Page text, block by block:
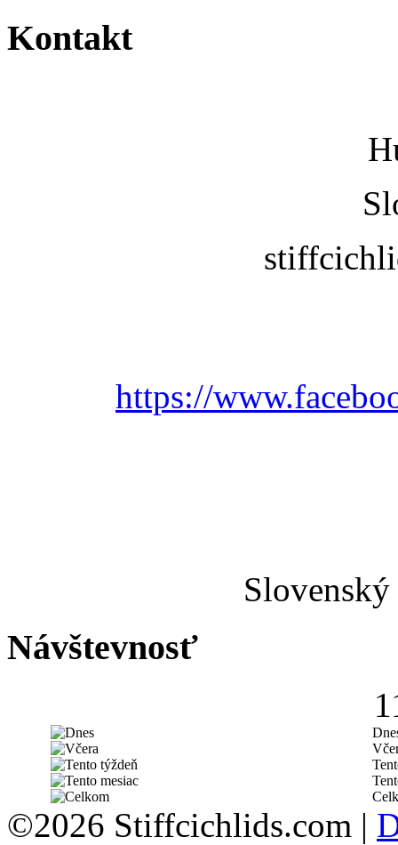
Kontakt
https://
Návštevnosť
©2026 Stiffcichlids.com |